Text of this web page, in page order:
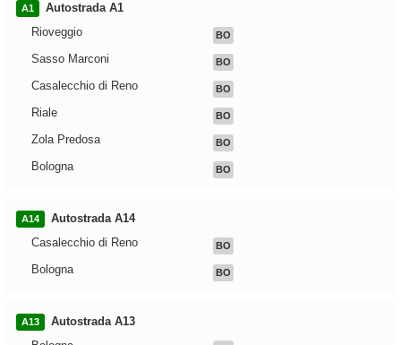
A1
Autostrada A1
Rioveggio
BO
Sasso Marconi BO
Casalecchio di Reno BO
Riale BO
Zola Predosa BO
Bologna BO
A14
Autostrada A14
Casalecchio di Reno
BO
Bologna BO
A13
Autostrada A13